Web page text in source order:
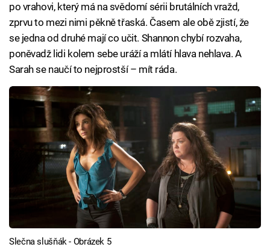
po vrahovi, který má na svědomí sérii brutálních vražd,
zprvu to mezi nimi pěkně třaská. Časem ale obě zjistí, že
se jedna od druhé mají co učit. Shannon chybí rozvaha,
poněvadž lidi kolem sebe uráží a mlátí hlava nehlava. A
Sarah se naučí to nejprostší – mít ráda.
Slečna slušňák - Obrázek 5